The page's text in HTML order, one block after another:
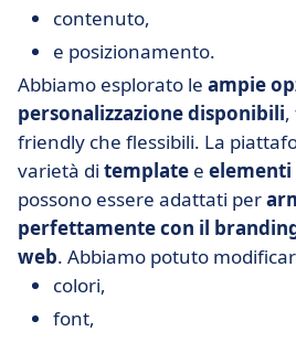
contenuto,
e posizionamento.
Abbiamo esplorato le ampie
personalizzazione disponibili,
friendly che flessibili. La
varietà di template e elementi
possono essere adattati per
perfettamente con il
web. Abbiamo potuto
colori,
font,